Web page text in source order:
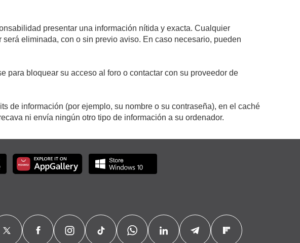
presentar una información nítida y exacta. Cualquier
eliminada, con o sin previo aviso. En caso necesario, pueden
para bloquear su acceso al foro o contactar con su proveedor de
de información (por ejemplo, su nombre o su contraseña), en el caché
ni envía ningún otro tipo de información a su ordenador.